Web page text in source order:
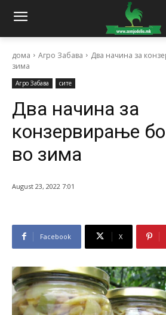
дома Агро Забава
Два начина за
зима
Агро Забава сите
Два начина за
конзервирање
во зима
August 23, 2022 7:01
Facebook X